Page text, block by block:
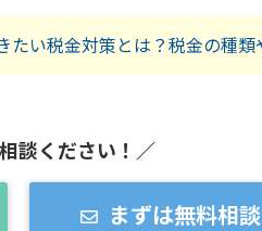
たい税金対策とは？税金の種
談ください！／
まずは無料相